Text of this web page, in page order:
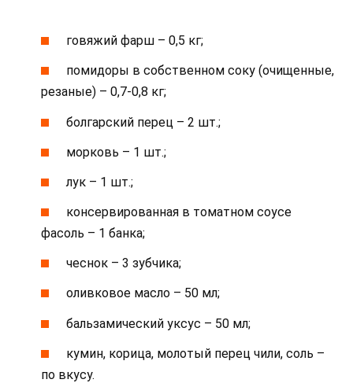
говяжий фарш – 0,5 кг;
помидоры в собственном соку (очищенные,
резаные) – 0,7-0,8 кг;
болгарский перец – 2 шт.;
морковь – 1 шт.;
лук – 1 шт.;
консервированная в томатном соусе
фасоль – 1 банка;
чеснок – 3 зубчика;
оливковое масло – 50 мл;
бальзамический уксус – 50 мл;
кумин, корица, молотый перец чили, соль –
по вкусу.